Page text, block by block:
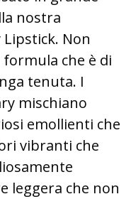
nostra
Lipstick. Non
che è di
tenuta. I
mischiano
emollienti che
vibranti che
leggera che non